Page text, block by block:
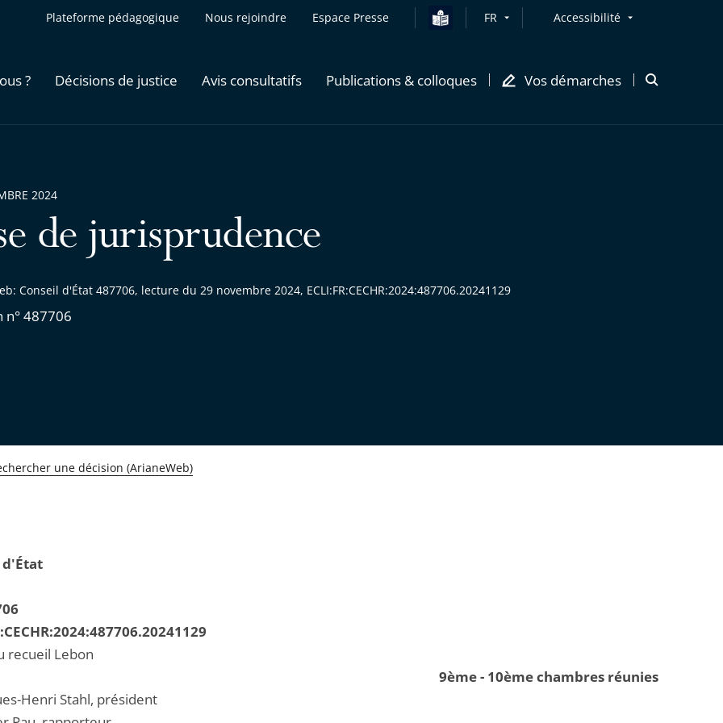
Plateforme pédagogique Nous rejoindre Espace Presse FR Accessibilité
? Décisions de justice Avis consultatifs Publications & colloques Vos démarches
Ouvrir
de jurisprudence
Conseil d'État 487706, lecture du 29 novembre 2024, ECLI:FR:CECHR:2024:487706.20241129
n° 487706
2024
une décision (ArianeWeb)
d'État
recueil Lebon
9ème - 10ème chambres réunies
Henri Stahl, président